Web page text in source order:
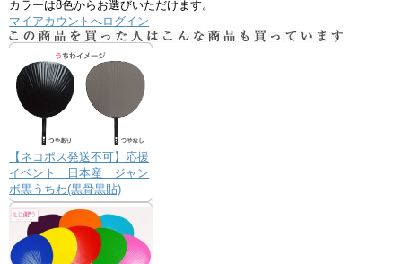
カラーは8色からお選びいただけます。
マイアカウントへログイン
【ネコポス発送不可】応援
イベント 日本産 ジャン
ボ黒うちわ(黒骨黒貼)